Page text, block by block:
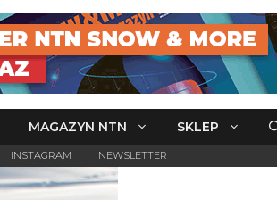
MAGAZYN NTN SKLEP
INSTAGRAM NEWSLETTER